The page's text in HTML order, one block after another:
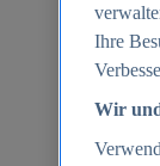
Ihre
Wir